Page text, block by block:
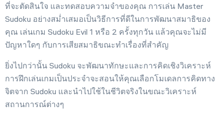
ที่จะตัดสินใจ และทดสอบความจำของคุณ การเล่น Master
Sudoku อย่างสม่ำเสมอเป็นวิธีการที่ดีในการพัฒนาสมาธิของ
คุณ เล่นเกม Sudoku Evil 1 หรือ 2 ครั้งทุกวัน แล้วคุณจะไม่มี
ปัญหาใดๆ กับการเสียสมาธิขณะทำเรื่องที่สำคัญ
ยิ่งไปกว่านั้น Sudoku จะพัฒนาทักษะและการคิดเชิงวิเคราะห์
การฝึกเล่นเกมเป็นประจำจะสอนให้คุณเลือกโมเดลการคิดทาง
จิตจาก Sudoku และนำไปใช้ในชีวิตจริงในขณะวิเคราะห์
สถานการณ์ต่างๆ